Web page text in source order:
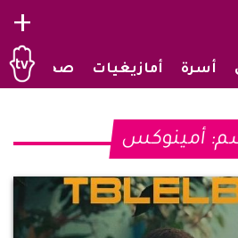
+
أسرة أمازيغيات صحراويات
أمينوكس